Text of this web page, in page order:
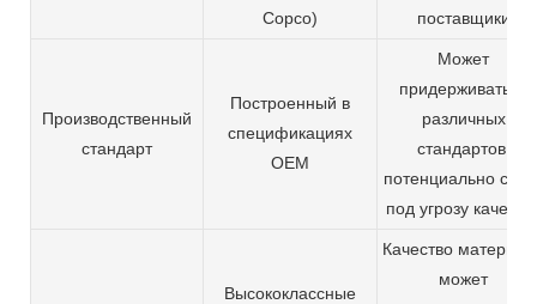
Copco)
поставщики
Производственный
стандарт
Построенный в
спецификациях
OEM
Может
придерживаться
различных
стандартов,
потенциально
под угрозу
Высококлассные
Качество
может